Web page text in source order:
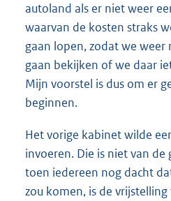
autoland als er niet weer
waarvan de kosten straks
gaan lopen, zodat we
gaan bekijken of we daar
Mijn voorstel is dus om er
beginnen.
Het vorige kabinet wilde
invoeren. Die is niet van
toen iedereen nog dacht
zou komen, is de